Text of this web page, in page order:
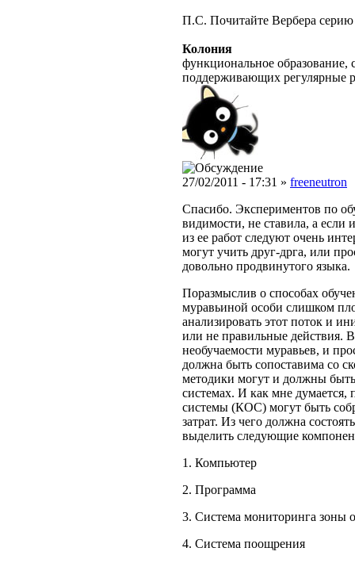
П.С. Почитайте Вербера
Колония
функциональное образование,
поддерживающих регулярные
27/02/2011 - 17:31 » freeneutron
Спасибо. Экспериментов по
видимости, не ставила, а если
из ее работ следуют очень
могут учить друг-дрга, или
довольно продвинутого языка.
Поразмыслив о способах
муравьиной особи слишком
анализировать этот поток и
или не правильные действия.
необучаемости муравьев, и
должна быть сопоставима со
методики могут и должны
системах. И как мне
системы (КОС) могут быть
затрат. Из чего должна
выделить следующие
1. Компьютер
2. Программа
3. Система мониторинга зоны
4. Система поощрения